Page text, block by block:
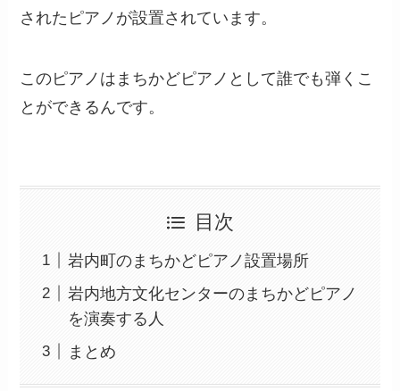
されたピアノが設置されています。
このピアノはまちかどピアノとして誰でも弾くこ
とができるんです。
目次
岩内町のまちかどピアノ設置場所
岩内地方文化センターのまちかどピアノ
を演奏する人
まとめ